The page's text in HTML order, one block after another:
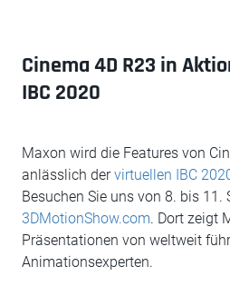
Cinema 4D R23 in
IBC 2020
Maxon wird die Features von
anlässlich dervirtuellen IBC
Besuchen Sie uns von 8. bis 11.
3DMotionShow.com. Dort zeigt
Präsentationen von weltweit
Animationsexperten.